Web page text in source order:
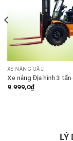
XE NÂNG DẦU
Xe nâng Địa hình 3 tấn
9.999,0₫
LÝ